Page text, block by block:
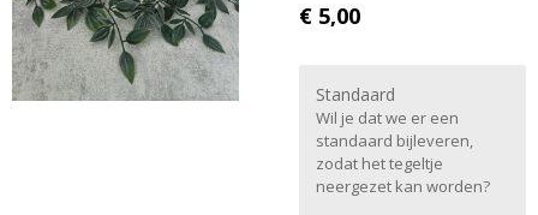
€ 5,00
Standaard
Wil je dat we er een
standaard bijleveren,
zodat het tegeltje
neergezet kan worden?